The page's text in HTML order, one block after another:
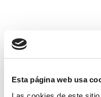
Esta página web usa